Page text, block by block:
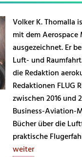
Volker K. Thomalla
mit dem
ausgezeichnet. Er
Luft- und
die Redaktion
Redaktionen FLUG
zwischen 2016 und
Business-Aviation-
Bücher über die
praktische
weiter